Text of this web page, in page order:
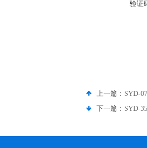
验证
上一篇： SYD-
下一篇： SYD-